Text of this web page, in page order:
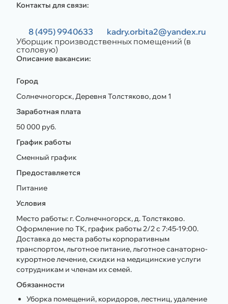
Контакты для связи:
8 (495) 9940633
kadry.orbita2@yandex.ru
Уборщик производственных помещений (в
столовую)
Описание вакансии:
Город
Солнечногорск, Деревня Толстяково, дом 1
Заработная плата
50 000 руб.
График работы
Сменный график
Предоставляется
Питание
Условия
Место работы: г. Солнечногорск, д. Толстяково.
Оформление по ТК, график работы 2/2 с 7:45-19:00.
Доставка до места работы корпоративным
транспортом, льготное питание, льготное санаторно-
курортное лечение, скидки на медицинские услуги
сотрудникам и членам их семей.
Обязанности
Уборка помещений, коридоров, лестниц, удаление